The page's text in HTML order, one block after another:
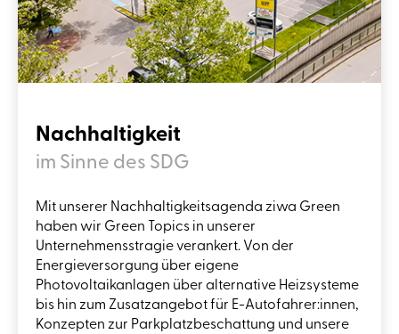
Nachhaltigkeit
im Sinne des SDG
Mit unserer Nachhaltigkeitsagenda ziwa Green
haben wir Green Topics in unserer
Unternehmensstragie verankert. Von der
Energieversorgung über eigene
Photovoltaikanlagen über alternative Heizsysteme
bis hin zum Zusatzangebot für E-Autofahrer:innen,
Konzepten zur Parkplatzbeschattung und unsere